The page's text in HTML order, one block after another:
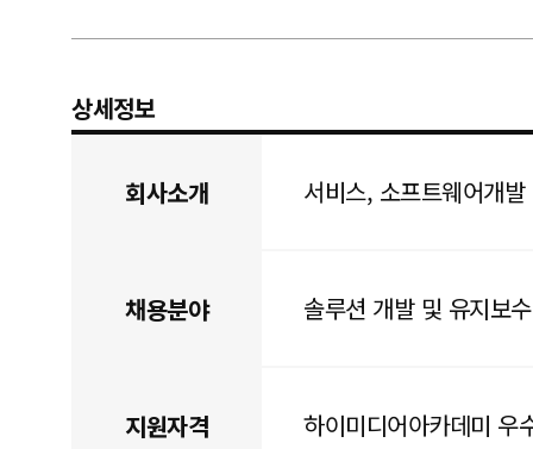
상세정보
회사소개 서비스, 소프트웨어개발
채용분야 솔루션 개발 및 유지보
지원자격 하이미디어아카데미 우